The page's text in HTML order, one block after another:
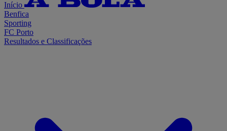
Início
Benfica
Sporting
FC Porto
Resultados e Classificações